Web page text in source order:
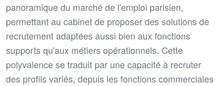
panoramique du marché de l'emploi parisien,
permettant au cabinet de proposer des solutions de
recrutement adaptées aussi bien aux fonctions
supports qu'aux métiers opérationnels. Cette
polyvalence se traduit par une capacité à recruter
des profils variés, depuis les fonctions commerciales